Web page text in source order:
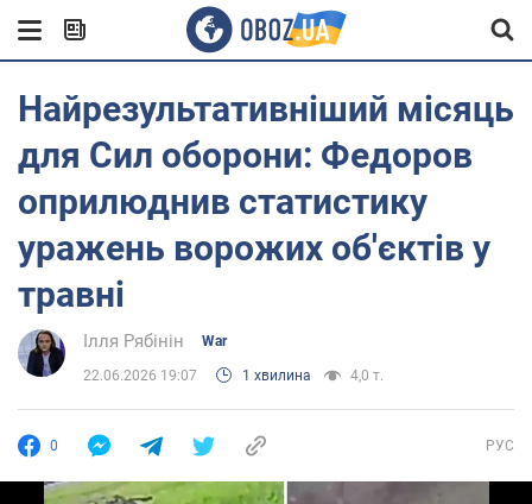
Найрезультативніший місяць
для Сил оборони: Федоров
оприлюднив статистику
уражень ворожих об'єктів у
травні
Ілля Рябінін War
22.06.2026 19:07 1 хвилина 4,0 т.
0 РУС